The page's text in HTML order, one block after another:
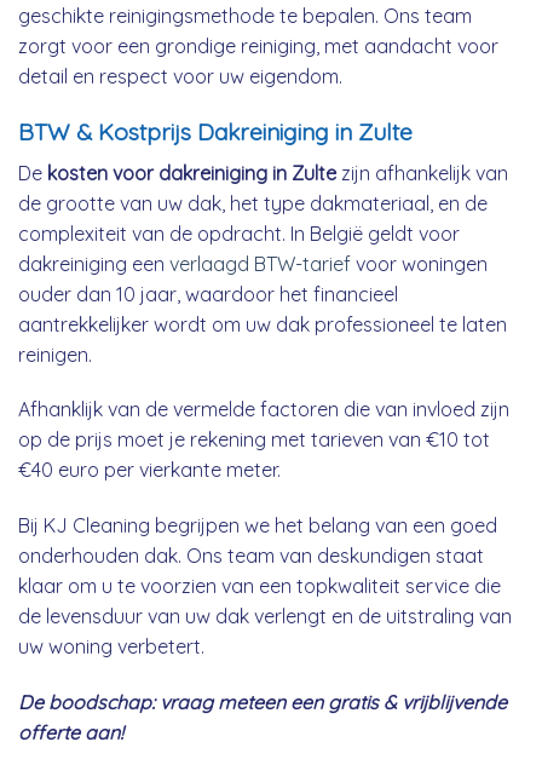
geschikte reinigingsmethode te bepalen. Ons team
zorgt voor een grondige reiniging, met aandacht voor
detail en respect voor uw eigendom.
BTW & Kostprijs Dakreiniging in Zulte
De kosten voor dakreiniging in Zultezijn afhankelijk van
de grootte van uw dak, het type dakmateriaal, en de
complexiteit van de opdracht. In België geldt voor
dakreiniging een verlaagd BTW-tarief voor woningen
ouder dan 10 jaar, waardoor het financieel
aantrekkelijker wordt om uw dak professioneel te laten
reinigen.
Afhanklijk van de vermelde factoren die van invloed zijn
op de prijs moet je rekening met tarieven van €10 tot
€40 euro per vierkante meter.
Bij KJ Cleaning begrijpen we het belang van een goed
onderhouden dak. Ons team van deskundigen staat
klaar om u te voorzien van een topkwaliteit service die
de levensduur van uw dak verlengt en de uitstraling van
uw woning verbetert.
De boodschap: vraag meteen een gratis & vrijblijvende
offerte aan!